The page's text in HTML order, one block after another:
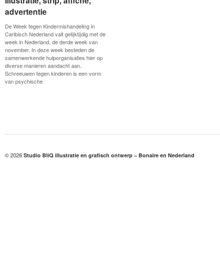
advertentie
De Week tegen Kindermishandeling in
Caribisch Nederland valt gelijktijdig met de
week in Nederland, de derde week van
november. In deze week besteden de
samenwerkende hulporganisaties hier op
diverse manieren aandacht aan.
Schreeuwen tegen kinderen is een vorm
van psychische
advertentie
© 2026 Studio BliQ illustratie en grafisch ontwerp – Bonaire en Nederland